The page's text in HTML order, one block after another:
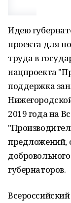
Идею
проекта для
труда в
нацпроекта
поддержка
2019 года на
предложений,
губернаторов.